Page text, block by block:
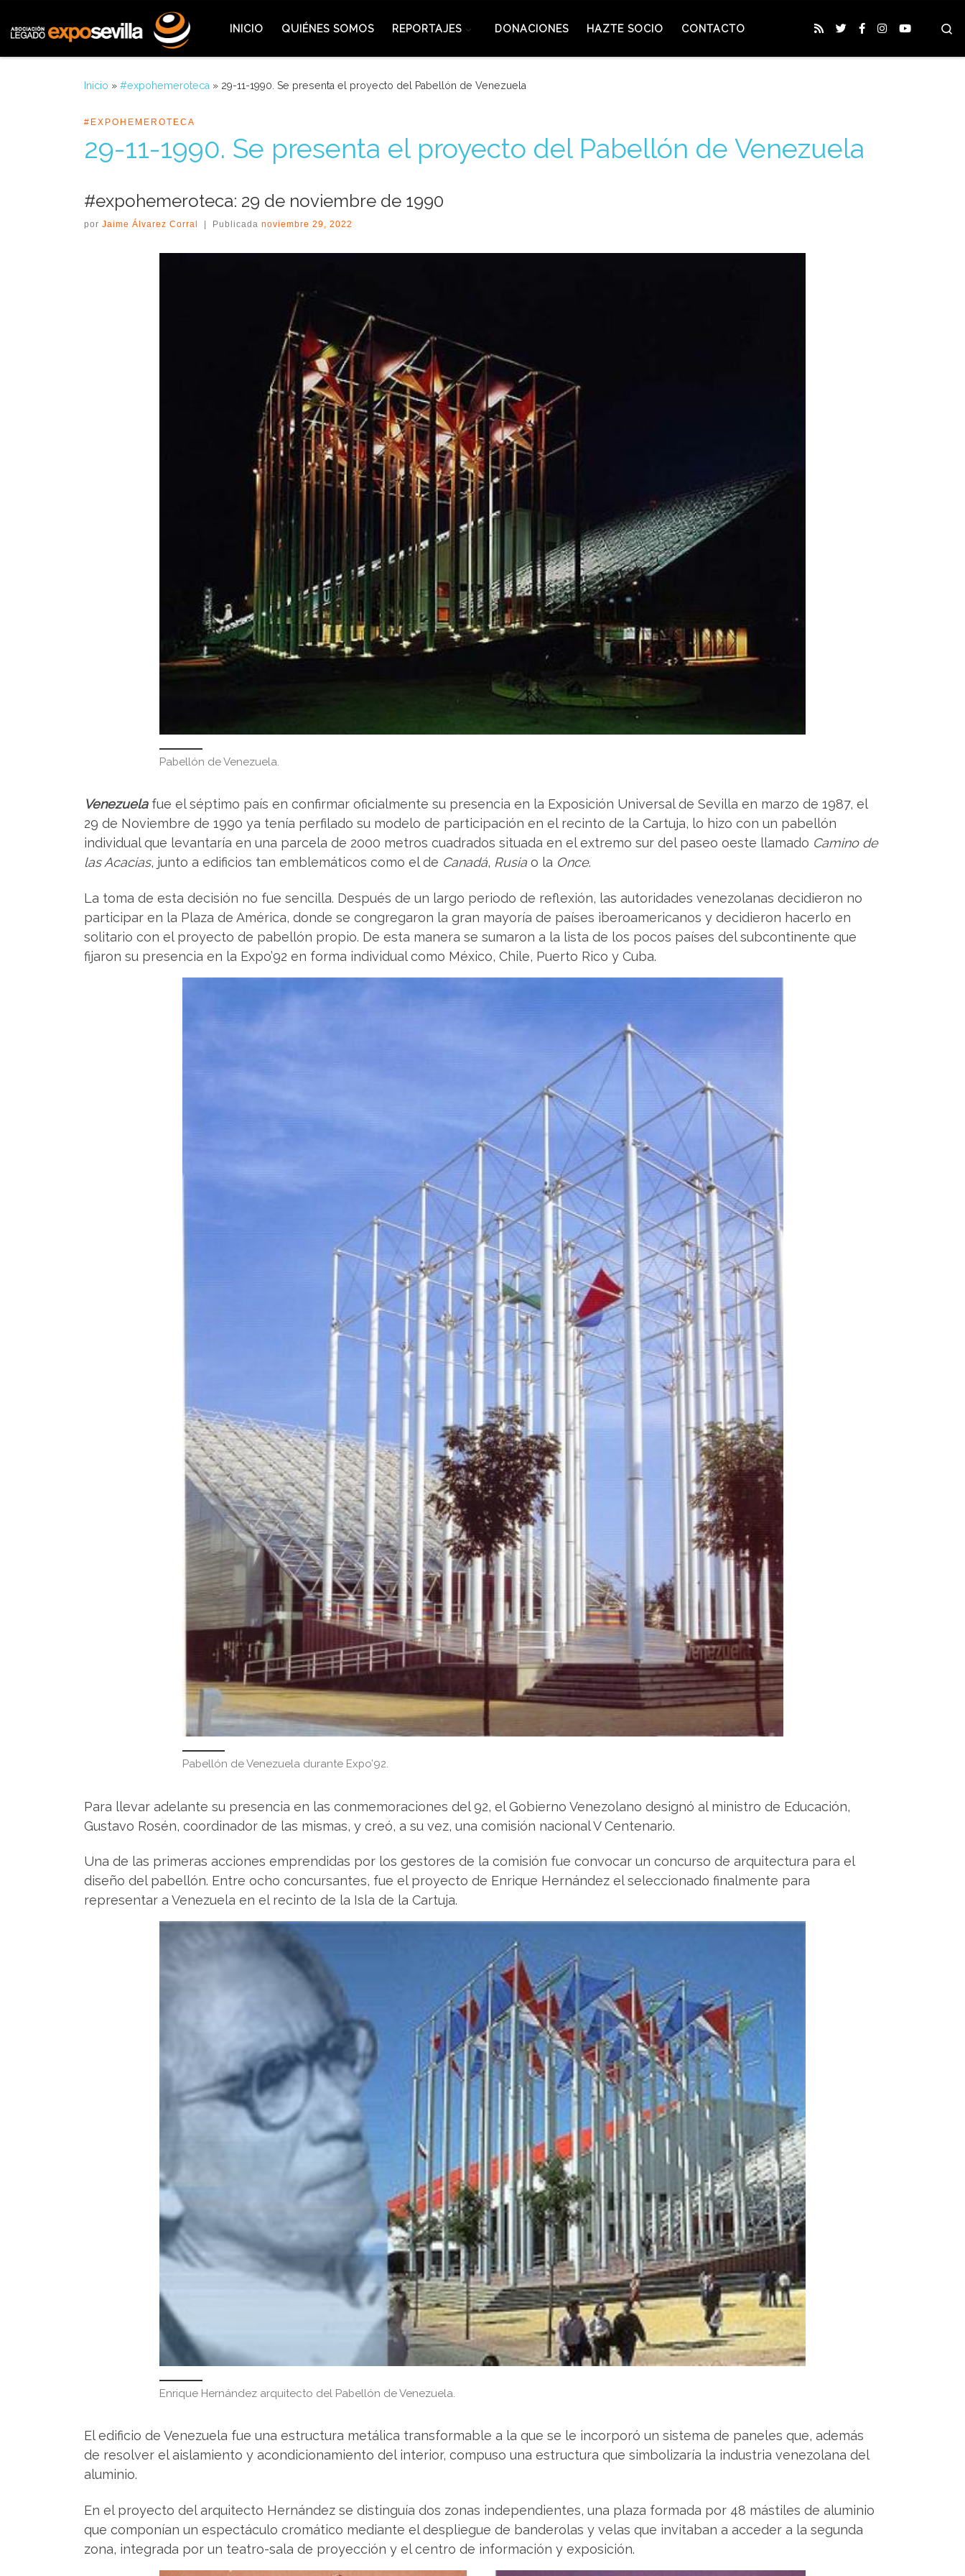
INICIO QUIÉNES SOMOS REPORTAJES DONACIONES HAZTE SOCIO CONTACTO
Inicio » #expohemeroteca » 29-11-1990. Se presenta el proyecto del Pabellón de Venezuela
#EXPOHEMEROTECA
29-11-1990. Se presenta el proyecto del Pabellón de Venezuela
#expohemeroteca: 29 de noviembre de 1990
por Jaime Álvarez Corral | Publicada noviembre 29, 2022
Pabellón de Venezuela.
Venezuelafue el séptimo país en confirmar oficialmente su presencia en la Exposición Universal de Sevilla en marzo de 1987, el
29 de Noviembre de 1990 ya tenía perfilado su modelo de participación en el recinto de la Cartuja, lo hizo con un pabellón
individual que levantaría en una parcela de 2000 metros cuadrados situada en el extremo sur del paseo oeste llamado Camino de
las Acacias, junto a edificios tan emblemáticos como el de Canadá, Rusia o la Once.
La toma de esta decisión no fue sencilla. Después de un largo periodo de reflexión, las autoridades venezolanas decidieron no
participar en la Plaza de América, donde se congregaron la gran mayoría de países iberoamericanos y decidieron hacerlo en
solitario con el proyecto de pabellón propio. De esta manera se sumaron a la lista de los pocos países del subcontinente que
fijaron su presencia en la Expo’92 en forma individual como México, Chile, Puerto Rico y Cuba.
Pabellón de Venezuela durante Expo’92.
Para llevar adelante su presencia en las conmemoraciones del 92, el Gobierno Venezolano designó al ministro de Educación,
Gustavo Rosén, coordinador de las mismas, y creó, a su vez, una comisión nacional V Centenario.
Una de las primeras acciones emprendidas por los gestores de la comisión fue convocar un concurso de arquitectura para el
diseño del pabellón. Entre ocho concursantes, fue el proyecto de Enrique Hernández el seleccionado finalmente para
representar a Venezuela en el recinto de la Isla de la Cartuja.
Enrique Hernández arquitecto del Pabellón de Venezuela.
El edificio de Venezuela fue una estructura metálica transformable a la que se le incorporó un sistema de paneles que, además
de resolver el aislamiento y acondicionamiento del interior, compuso una estructura que simbolizaría la industria venezolana del
aluminio.
En el proyecto del arquitecto Hernández se distinguía dos zonas independientes, una plaza formada por 48 mástiles de aluminio
que componían un espectáculo cromático mediante el despliegue de banderolas y velas que invitaban a acceder a la segunda
zona, integrada por un teatro-sala de proyección y el centro de información y exposición.